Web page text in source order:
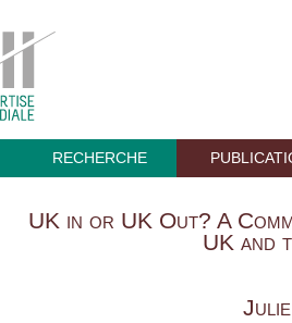
RECHERCHE
UK in or UK Out? A
UK and